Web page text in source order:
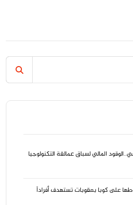
المالي لسباق عمالقة التكنولوجيا
على كوبا بعقوبات تستهدف أفراداً